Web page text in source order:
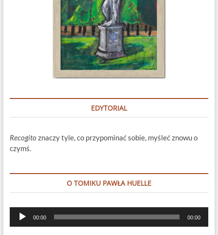
EDYTORIAL
Recogito znaczy tyle, co przypominać sobie, myśleć znowu o
czymś.
O TOMIKU PAWŁA HUELLE
Odtwarzacz
plików
00:00 00:00